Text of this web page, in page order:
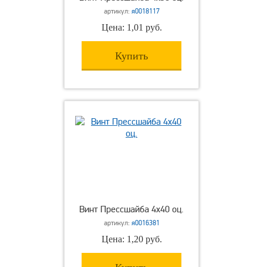
артикул: я0018117
Цена: 1,01 руб.
Купить
Винт Прессшайба 4х40 оц.
артикул: я0016381
Цена: 1,20 руб.